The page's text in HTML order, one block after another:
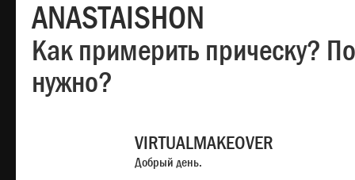
ANASTAISHON
Как примерить прическу?
нужно?
VIRTUALMAKEOVER
Добрый день.